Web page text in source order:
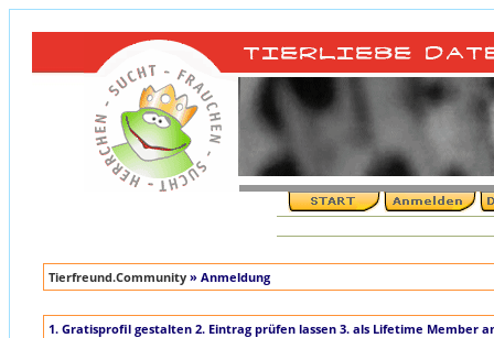
Tierfreund.Community » Anmeldung
1. Gratisprofil gestalten 2. Eintrag prüfen lassen 3. als Lifetime Member